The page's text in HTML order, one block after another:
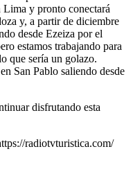
Lima y pronto conectará
y, a partir de diciembre
desde Ezeiza por el
estamos trabajando para
que sería un golazo.
San Pablo saliendo desde
disfrutando esta
radiotvturistica.com/